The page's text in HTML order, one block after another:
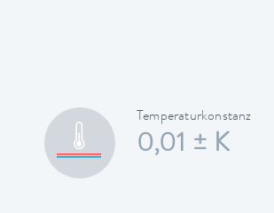
Temperaturkonstanz
0,01 ± K